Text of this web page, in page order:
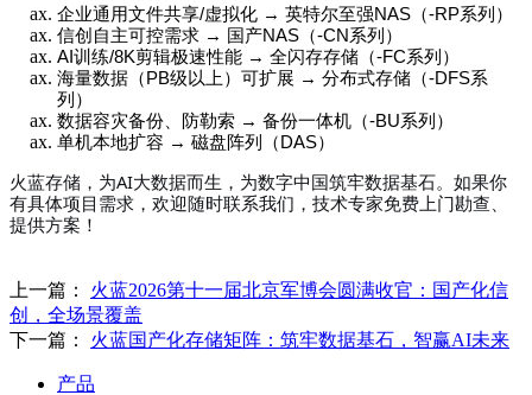
企业通用文件共享/虚拟化 → 英特尔至强NAS（-RP系列）
信创自主可控需求 → 国产NAS（-CN系列）
AI训练/8K剪辑极速性能 → 全闪存存储（-FC系列）
海量数据（PB级以上）可扩展 → 分布式存储（-DFS系
列）
数据容灾备份、防勒索 → 备份一体机（-BU系列）
单机本地扩容 → 磁盘阵列（DAS）
火蓝存储，为AI大数据而生，为数字中国筑牢数据基石。如果你
有具体项目需求，欢迎随时联系我们，技术专家免费上门勘查、
提供方案！
上一篇：
火蓝2026第十一届北京军博会圆满收官：国产化信
创，全场景覆盖
下一篇：
火蓝国产化存储矩阵：筑牢数据基石，智赢AI未来
产品